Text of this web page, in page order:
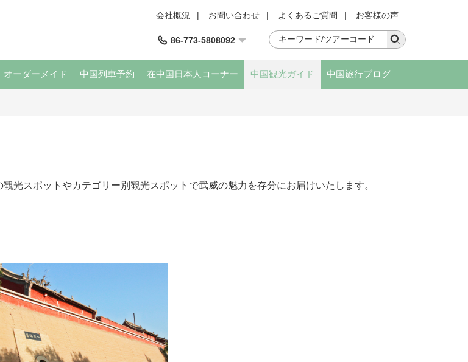
会社概況 | お問い合わせ | よくあるご質問 | お客様の声
86-773-5808092
オーダーメイド 中国列車予約 在中国日本人コーナー 中国観光ガイド 中国旅行ブログ
光スポットやカテゴリー別観光スポットで武威の魅力を存分にお届けいたします。